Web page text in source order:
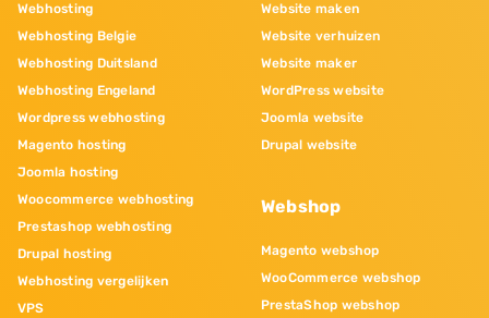
Webhosting
Webhosting Belgie
Webhosting Duitsland
Webhosting Engeland
Wordpress webhosting
Magento hosting
Joomla hosting
Woocommerce webhosting
Prestashop webhosting
Drupal hosting
Webhosting vergelijken
VPS
Website maken
Website verhuizen
Website maker
WordPress website
Joomla website
Drupal website
Webshop
Magento webshop
WooCommerce webshop
PrestaShop webshop